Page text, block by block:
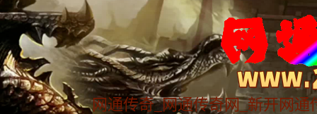
网通传奇_网通传奇网_新开网通